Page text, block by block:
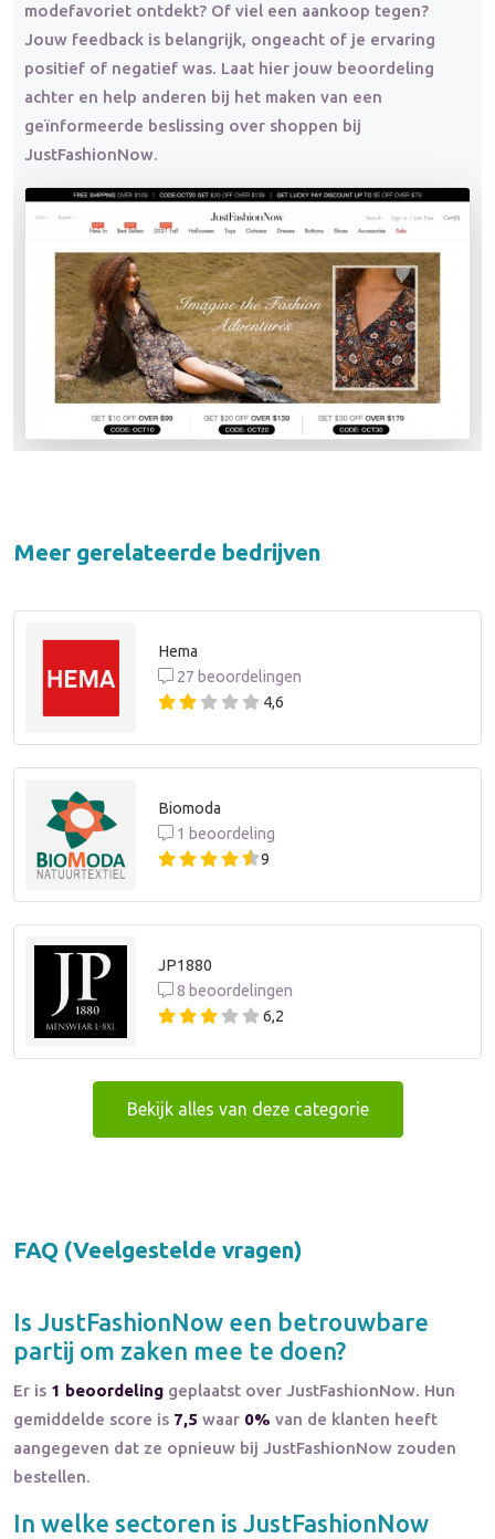
modefavoriet ontdekt? Of viel een aankoop tegen?
Jouw feedback is belangrijk, ongeacht of je ervaring
positief of negatief was. Laat hier jouw beoordeling
achter en help anderen bij het maken van een
geïnformeerde beslissing over shoppen bij
JustFashionNow.
Meer gerelateerde bedrijven
Hema
27 beoordelingen
4,6
Biomoda
1 beoordeling
9
JP1880
8 beoordelingen
6,2
Bekijk alles van deze categorie
FAQ (Veelgestelde vragen)
Is JustFashionNow een betrouwbare
partij om zaken mee te doen?
Er is 1 beoordeling geplaatst over JustFashionNow. Hun
gemiddelde score is 7,5 waar 0% van de klanten heeft
aangegeven dat ze opnieuw bij JustFashionNow zouden
bestellen.
In welke sectoren is JustFashionNow